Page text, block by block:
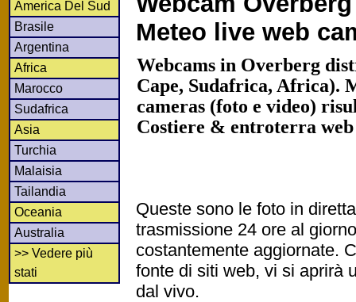
America Del Sud
Brasile
Argentina
Africa
Marocco
Sudafrica
Asia
Turchia
Malaisia
Tailandia
Oceania
Australia
>> Vedere più
stati
Meteo live web
Webcams in Overberg
Cape, Sudafrica, Africa).
cameras (foto e video)
Costiere & entroterra web
Queste sono le foto in
trasmissione 24 ore al
costantemente aggiornate.
fonte di siti web, vi si aprirà
dal vivo.